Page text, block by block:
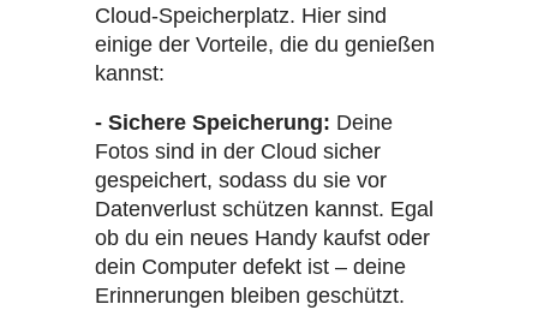
Cloud-Speicherplatz. Hier sind
einige der Vorteile, die du genießen
kannst:
- Sichere Speicherung: Deine
Fotos sind in der Cloud sicher
gespeichert, sodass du sie vor
Datenverlust schützen kannst. Egal
ob du ein neues Handy kaufst oder
dein Computer defekt ist – deine
Erinnerungen bleiben geschützt.